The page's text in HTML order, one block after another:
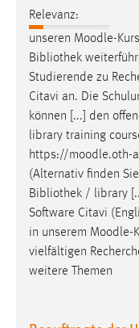
Relevanz:
unseren Moodle-
Bibliothek
Studierende zu
Citavi an. Die
können [...] den
library training
https://moodle.oth-
(Alternativ finden
Bibliothek / library
Software Citavi
in unserem Moodle-
vielfältigen
weitere Themen
Name:
MibewSessionID,
chat-frame-style-
Zweck:
Wird benötigt um
Cookie Laufzeit:
Jahre,
Login
Name: